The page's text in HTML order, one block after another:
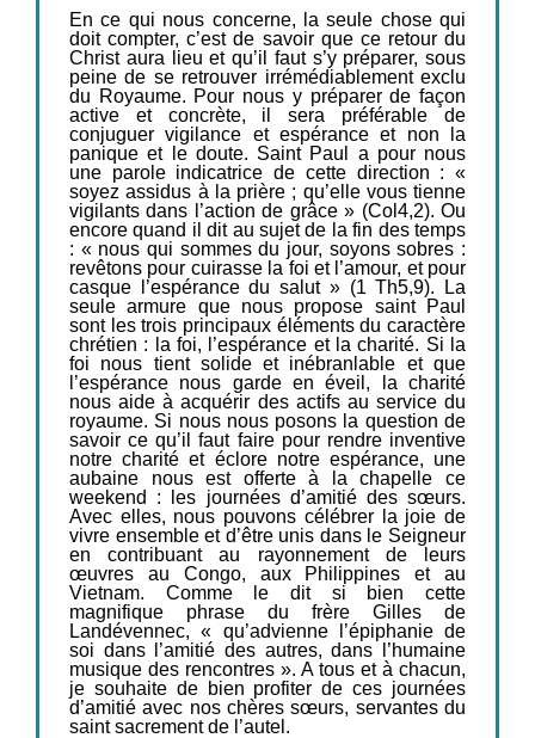
En ce qui nous concerne, la seule chose qui
doit compter, c’est de savoir que ce retour du
Christ aura lieu et qu’il faut s’y préparer, sous
peine de se retrouver irrémédiablement exclu
du Royaume. Pour nous y préparer de façon
active et concrète, il sera préférable de
conjuguer vigilance et espérance et non la
panique et le doute. Saint Paul a pour nous
une parole indicatrice de cette direction : «
soyez assidus à la prière ; qu’elle vous tienne
vigilants dans l’action de grâce » (Col4,2). Ou
encore quand il dit au sujet de la fin des temps
: « nous qui sommes du jour, soyons sobres :
revêtons pour cuirasse la foi et l’amour, et pour
casque l’espérance du salut » (1 Th5,9). La
seule armure que nous propose saint Paul
sont les trois principaux éléments du caractère
chrétien : la foi, l’espérance et la charité. Si la
foi nous tient solide et inébranlable et que
l’espérance nous garde en éveil, la charité
nous aide à acquérir des actifs au service du
royaume. Si nous nous posons la question de
savoir ce qu’il faut faire pour rendre inventive
notre charité et éclore notre espérance, une
aubaine nous est offerte à la chapelle ce
weekend : les journées d’amitié des sœurs.
Avec elles, nous pouvons célébrer la joie de
vivre ensemble et d’être unis dans le Seigneur
en contribuant au rayonnement de leurs
œuvres au Congo, aux Philippines et au
Vietnam. Comme le dit si bien cette
magnifique phrase du frère Gilles de
Landévennec, « qu’advienne l’épiphanie de
soi dans l’amitié des autres, dans l’humaine
musique des rencontres ». A tous et à chacun,
je souhaite de bien profiter de ces journées
d’amitié avec nos chères sœurs, servantes du
saint sacrement de l’autel.